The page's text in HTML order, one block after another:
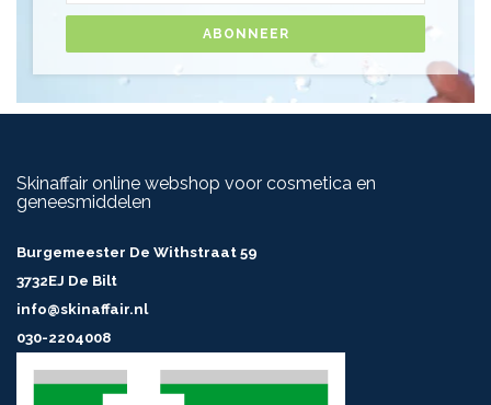
ABONNEER
Skinaffair online webshop voor cosmetica en
geneesmiddelen
Burgemeester De Withstraat 59
3732EJ De Bilt
info@skinaffair.nl
030-2204008